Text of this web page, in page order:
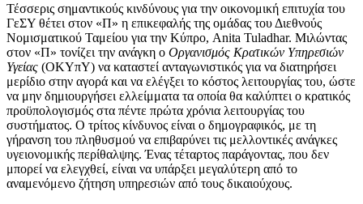
Τέσσερις σημαντικούς κινδύνους για την οικονομική επιτυχία του
ΓεΣΥ θέτει στον «Π» η επικεφαλής της ομάδας του Διεθνούς
Νομισματικού Ταμείου για την Κύπρο, Anita Tuladhar. Μιλώντας
στον «Π» τονίζει την ανάγκη ο Οργανισμός Κρατικών Υπηρεσιών
Υγείας (ΟΚΥπΥ) να καταστεί ανταγωνιστικός για να διατηρήσει
μερίδιο στην αγορά και να ελέγξει το κόστος λειτουργίας του, ώστε
να μην δημιουργήσει ελλείμματα τα οποία θα καλύπτει ο κρατικός
προϋπολογισμός στα πέντε πρώτα χρόνια λειτουργίας του
συστήματος. Ο τρίτος κίνδυνος είναι ο δημογραφικός, με τη
γήρανση του πληθυσμού να επιβαρύνει τις μελλοντικές ανάγκες
υγειονομικής περίθαλψης. Ένας τέταρτος παράγοντας, που δεν
μπορεί να ελεγχθεί, είναι να υπάρξει μεγαλύτερη από το
αναμενόμενο ζήτηση υπηρεσιών από τους δικαιούχους.